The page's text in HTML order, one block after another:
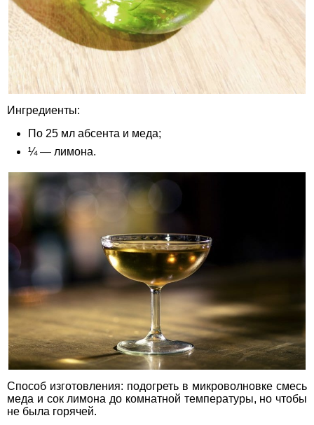
Ингредиенты:
По 25 мл абсента и меда;
¼ — лимона.
Способ изготовления: подогреть в микроволновке смесь
меда и сок лимона до комнатной температуры, но чтобы
не была горячей.